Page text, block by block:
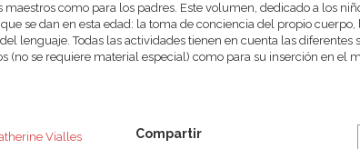
como para los padres. Este volumen, dedicado a los
se dan en esta edad: la toma de conciencia del propio
lenguaje. Todas las actividades tienen en cuenta las
(no se requiere material especial) como para su inserción en el
Vialles